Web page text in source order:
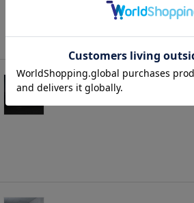
タイヤ&ホイール